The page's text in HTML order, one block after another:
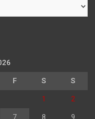
F S S
1 2